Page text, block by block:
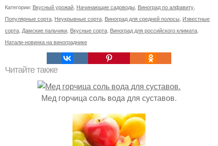
Категории: Вкусный урожай Начинающие садоводы Виноград по алфавиту
Популярные сорта Неукрывные сорта Виноград для средней полосы Известные
сорта Дамские пальчики Вкусные сорта Виноград для российского климата
Натали-новинка на винограднике
Читайте также
Мед горчица соль вода для суставов.